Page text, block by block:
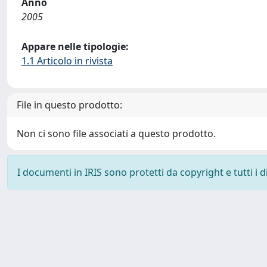
2005
Appare nelle tipologie:
1.1 Articolo in rivista
File in questo prodotto:
Non ci sono file associati a questo prodotto.
I documenti in IRIS sono protetti da copyright e tutti i